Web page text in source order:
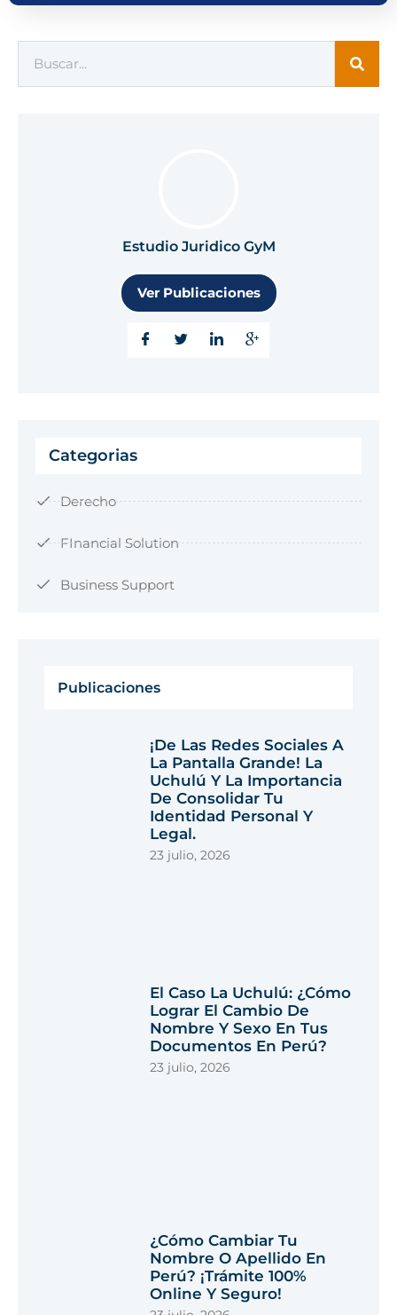
Estudio Juridico GyM
Ver Publicaciones
Categorias
Derecho
FInancial Solution
Business Support
Publicaciones
¡De Las Redes Sociales A
La Pantalla Grande! La
Uchulú Y La Importancia
De Consolidar Tu
Identidad Personal Y
Legal.
23 julio, 2026
El Caso La Uchulú: ¿Cómo
Lograr El Cambio De
Nombre Y Sexo En Tus
Documentos En Perú?
23 julio, 2026
¿Cómo Cambiar Tu
Nombre O Apellido En
Perú? ¡Trámite 100%
Online Y Seguro!